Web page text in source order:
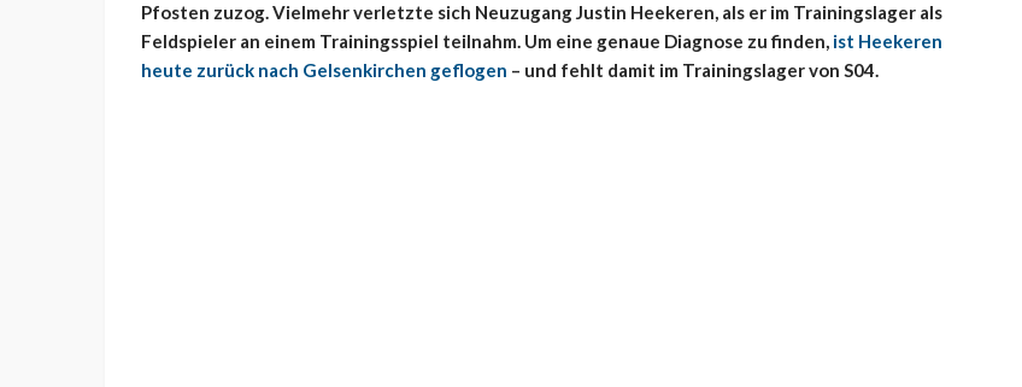
Pfosten zuzog. Vielmehr verletzte sich Neuzugang Justin Heekeren, als er im Trainingslager als
Feldspieler an einem Trainingsspiel teilnahm. Um eine genaue Diagnose zu finden, ist Heekeren
heute zurück nach Gelsenkirchen geflogen – und fehlt damit im Trainingslager von S04.